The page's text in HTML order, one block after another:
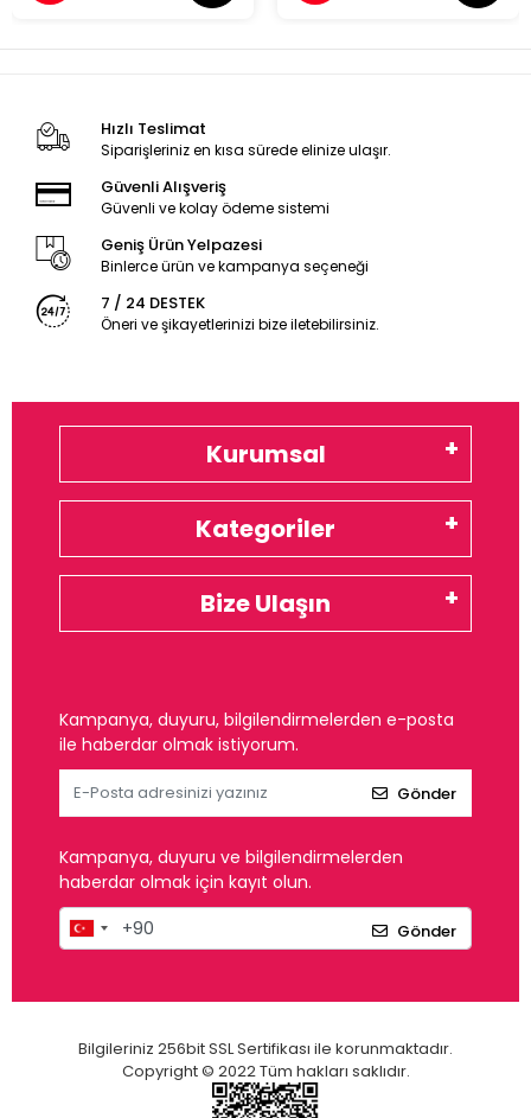
Hızlı Teslimat
Siparişleriniz en kısa sürede elinize ulaşır.
Güvenli Alışveriş
Güvenli ve kolay ödeme sistemi
Geniş Ürün Yelpazesi
Binlerce ürün ve kampanya seçeneği
7 / 24 DESTEK
Öneri ve şikayetlerinizi bize iletebilirsiniz.
Kurumsal
Kategoriler
Bize Ulaşın
Kampanya, duyuru, bilgilendirmelerden e-posta
ile haberdar olmak istiyorum.
Gönder
Kampanya, duyuru ve bilgilendirmelerden
haberdar olmak için kayıt olun.
Gönder
Bilgileriniz 256bit SSL Sertifikası ile korunmaktadır.
Copyright © 2022 Tüm hakları saklıdır.